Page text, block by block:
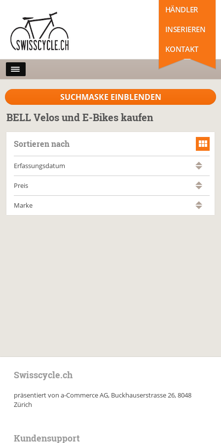
HÄNDLER
INSERIEREN
KONTAKT
SUCHMASKE EINBLENDEN
BELL Velos und E-Bikes kaufen
Sortieren nach
Erfassungsdatum
Preis
Marke
Swisscycle.ch
präsentiert von a-Commerce AG, Buckhauserstrasse 26, 8048
Zürich
Kundensupport